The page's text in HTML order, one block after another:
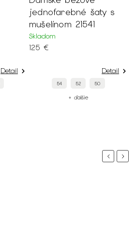
Detail
jednofarebné šaty s
mušelínom 21541
Skladom
125 €
Detail
54 52 50
+ ďalšie
PreviousNext